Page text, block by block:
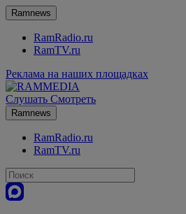
Ramnews
RamRadio.ru
RamTV.ru
Реклама на наших площадках
Слушать Смотреть
Ramnews
RamRadio.ru
RamTV.ru